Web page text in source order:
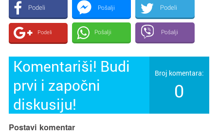
Podeli Pošalji Podeli
Podeli Pošalji Pošalji
Komentariši! Budi
prvi i započni
diskusiju!
Broj komentara:
0
Postavi komentar